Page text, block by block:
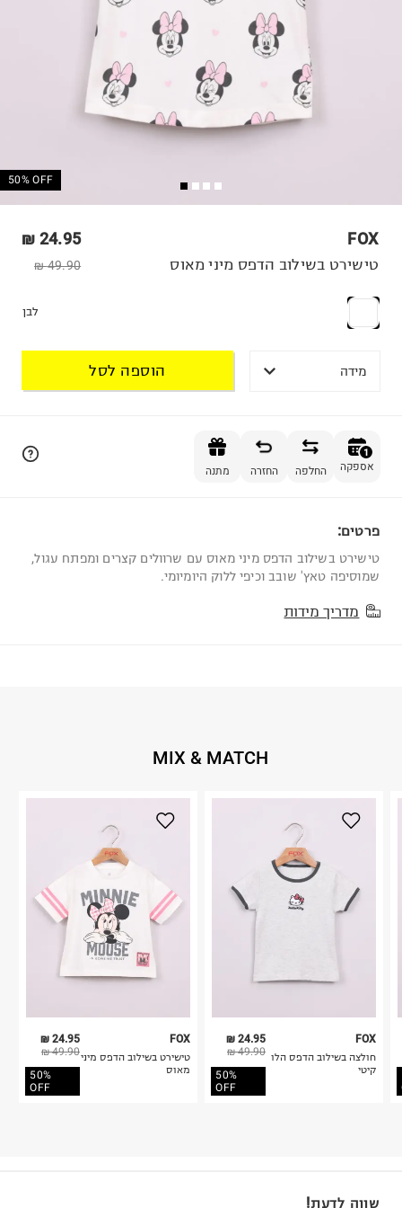
50% OFF
FOX
24.95 ₪
49.90 ₪ טישירט בשילוב הדפס מיני מאוס
לבן
מידה הוספה לסל
1
אספקה החלפה החזרה מתנה
פרטים:
טישירט בשילוב הדפס מיני מאוס עם שרוולים קצרים ומפתח עגול,
שמוסיפה טאץ' שובב וכיפי ללוק היומיומי.
מדריך מידות
MIX & MATCH
24.95 ₪
49.90 ₪
50%
OFF
FOX
טישירט בשילוב הדפס מיני
מאוס
24.95 ₪
49.90 ₪
50%
OFF
FOX
חולצה בשילוב הדפס הלו
קיטי
שווה לדעת!